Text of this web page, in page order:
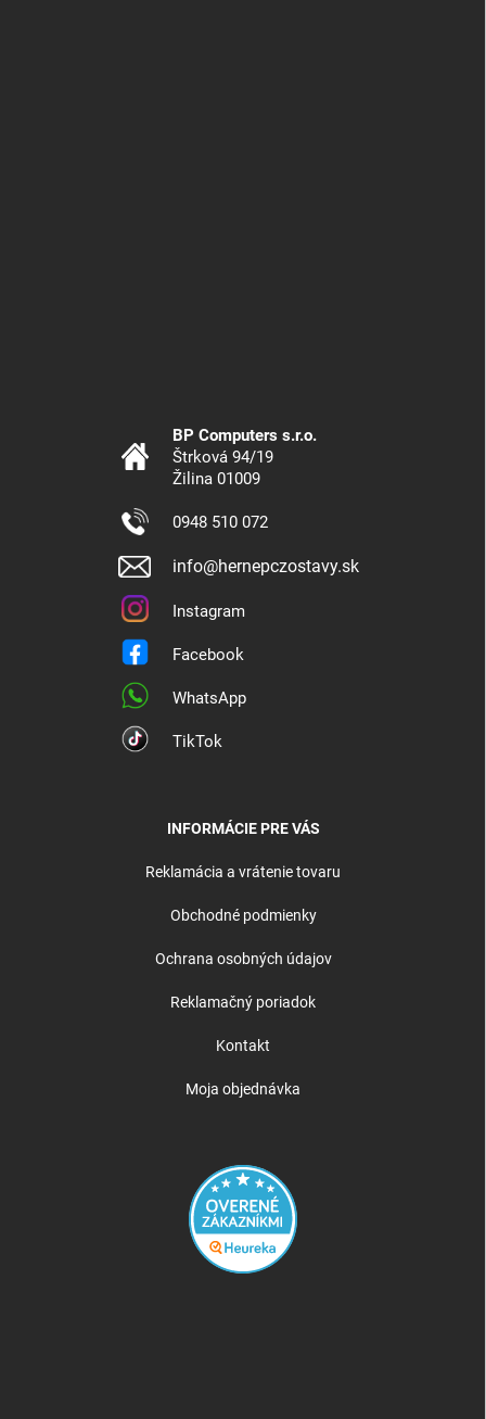
BP Computers s.r.o.
Štrková 94/19
Žilina 01009
0948 510 072
info@hernepczostavy.sk
Instagram
Facebook
WhatsApp
TikTok
INFORMÁCIE PRE VÁS
Reklamácia a vrátenie tovaru
Obchodné podmienky
Ochrana osobných údajov
Reklamačný poriadok
Kontakt
Moja objednávka